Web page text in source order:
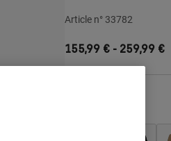
Article n° 33782
155,99 € - 259,99 €